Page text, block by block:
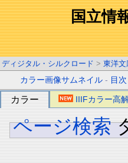
国立情
ディジタル・シルクロード > 東洋文
カラー画像サムネイル - 目次
カラー IIIFカラー高
ページ検索